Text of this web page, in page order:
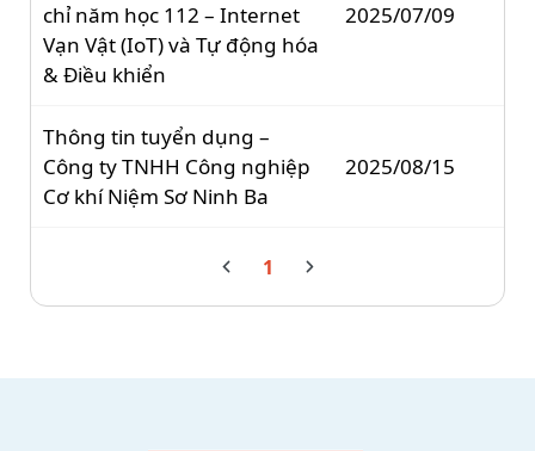
chỉ năm học 112 – Internet
Vạn Vật (IoT) và Tự động hóa
& Điều khiển
2025/07/09
Thông tin tuyển dụng –
Công ty TNHH Công nghiệp
Cơ khí Niệm Sơ Ninh Ba
2025/08/15
1